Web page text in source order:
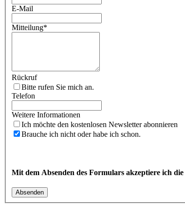
E-Mail
Mitteilung*
Rückruf
Bitte rufen Sie mich an.
Telefon
Weitere Informationen
Ich möchte den kostenlosen Newsletter abonnieren
Brauche ich nicht oder habe ich schon.
Mit dem Absenden des Formulars akzeptiere ich die